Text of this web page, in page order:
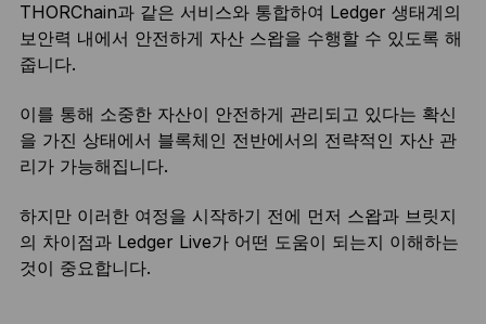
THORChain과 같은 서비스와 통합하여 Ledger 생태계의
보안력 내에서 안전하게 자산 스왑을 수행할 수 있도록 해
줍니다.
이를 통해 소중한 자산이 안전하게 관리되고 있다는 확신
을 가진 상태에서 블록체인 전반에서의 전략적인 자산 관
리가 가능해집니다.
하지만 이러한 여정을 시작하기 전에 먼저 스왑과 브릿지
의 차이점과 Ledger Live가 어떤 도움이 되는지 이해하는
것이 중요합니다.